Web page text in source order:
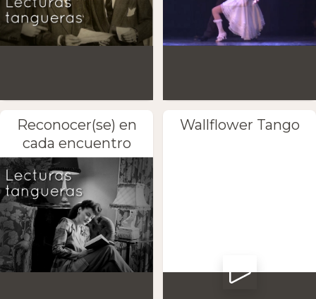
Reconocer(se) en
cada encuentro
Wallflower Tango